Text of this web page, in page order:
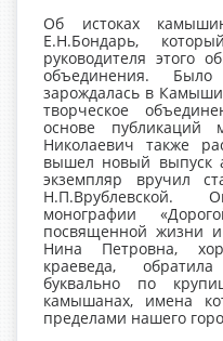
Об истоках
Е.Н.Бондарь,
руководителя этого
объединения.
зарождалась в
творческое
основе публикаций
Николаевич также
вышел новый выпуск
экземпляр вручил
Н.П.Врублевской.
монографии
посвященной жизни и
Нина Петровна,
краеведа,
буквально по
камышанах, имена
пределами нашего